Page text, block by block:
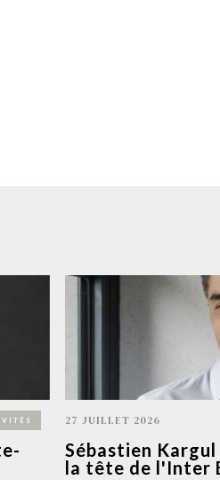
27 JUILLET 2026
Sébastien
la tête de l'Inter